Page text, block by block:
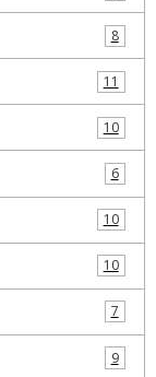
8
11
10
6
10
10
7
9